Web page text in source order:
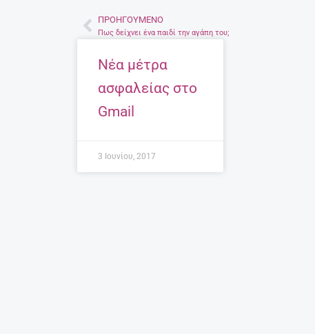
Prev
ΠΡΟΗΓΟΎΜΕΝΟ
Πως δείχνει ένα παιδί την αγάπη του;
Νέα μέτρα
ασφαλείας στο
Gmail
3 Ιουνίου, 2017